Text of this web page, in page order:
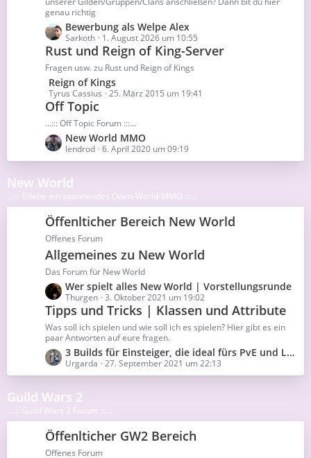
e
B
e
i
t
r
ä
g
e
genau richtig
L
e
t
z
t
e
B
e
t
r
e
Bewerbung als Welpe Alex
Sarkoth 1. August 2026 um 10:55
Rust und Reign of King-Server
Fragen usw. zu Rust und Reign of Kings
L
e
t
t
e
B
e
i
t
r
ä
g
e
Reign of Kings
Tyrus Cassius 25. März 2015 um 19:41
Off Topic
...::: Off Topic Forum :::...
L
e
t
t
e
B
e
i
t
r
ä
g
e
New World MMO
lendrod 6. April 2020 um 09:19
New World
...::: Erlebe ein spannendes Open-World-MMO :::...
Öffenlticher Bereich New World
Offenes Forum
Allgemeines zu New World
Das Forum für New World
L
e
t
z
t
e
B
e
t
r
ä
g
e
Wer spielt alles New World | Vorstellungsrunde
Thurgen 3. Oktober 2021 um 19:02
Tipps und Tricks | Klassen und Attribute
Was soll ich spielen und wie soll ich es spielen? Hier gibt es ein
paar Antworten auf eure fragen.
L
e
t
t
e
B
e
i
3 Builds für Einsteiger, die ideal fürs PvE und Leveln sind
Urgarda 27. September 2021 um 22:13
Guild Wars 2
...::: Guild Wars 2 Forum :::...
Öffenlticher GW2 Bereich
Offenes Forum